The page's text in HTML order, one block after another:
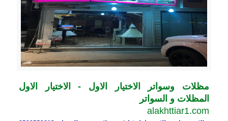
مظلات وسواتر الاختيار الاول - الاختيار الاول
المظلات و السواتر
alakhttiar1.com